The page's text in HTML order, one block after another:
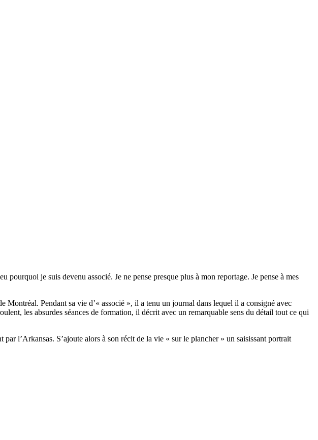
je suis devenu associé. Je ne pense presque plus à mon reportage. Je pense à mes
Pendant sa vie d’« associé », il a tenu un journal dans lequel il a consigné avec
les absurdes séances de formation, il décrit avec un remarquable sens du détail tout ce qui
l’Arkansas. S’ajoute alors à son récit de la vie « sur le plancher » un saisissant portrait